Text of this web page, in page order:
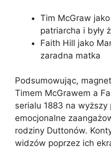
Tim McGraw
patriarcha i były
Faith Hill jako
zaradna matka
Podsumowując,
Timem McGrawem a
serialu 1883 na
emocjonalne
rodziny Duttonów.
widzów poprzez ich